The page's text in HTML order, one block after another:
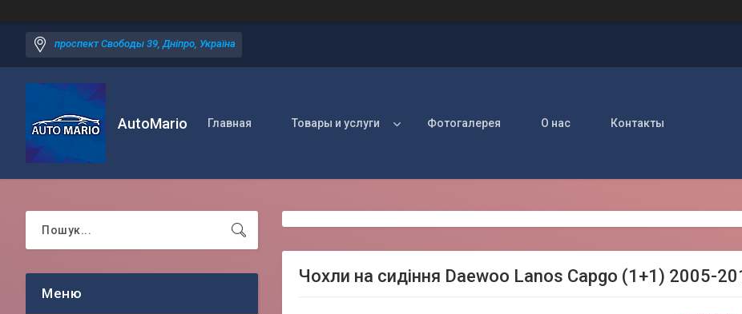
проспект Свободы 39, Дніпро, Україна
AutoMario Главная Товары и услуги Фотогалерея О нас Контакты
Чохли на сидіння Daewoo Lanos Capgo (1+1) 2005-